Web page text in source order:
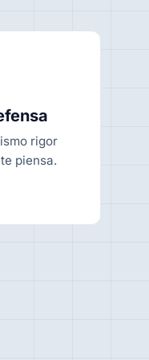
rigor
piensa.